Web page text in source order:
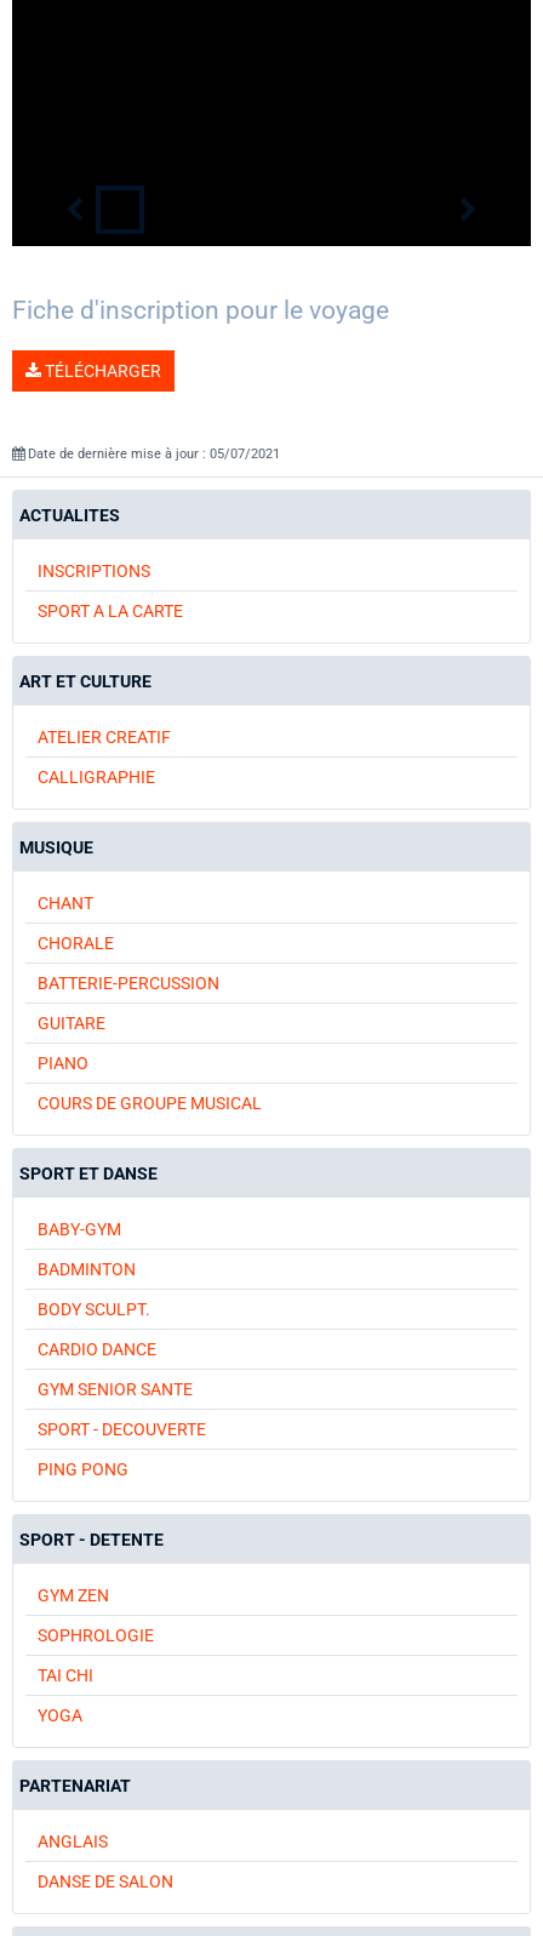
Fiche d'inscription pour le voyage
TÉLÉCHARGER
Date de dernière mise à jour : 05/07/2021
ACTUALITES
INSCRIPTIONS
SPORT A LA CARTE
ART ET CULTURE
ATELIER CREATIF
CALLIGRAPHIE
MUSIQUE
CHANT
CHORALE
BATTERIE-PERCUSSION
GUITARE
PIANO
COURS DE GROUPE MUSICAL
SPORT ET DANSE
BABY-GYM
BADMINTON
BODY SCULPT.
CARDIO DANCE
GYM SENIOR SANTE
SPORT - DECOUVERTE
PING PONG
SPORT - DETENTE
GYM ZEN
SOPHROLOGIE
TAI CHI
YOGA
PARTENARIAT
ANGLAIS
DANSE DE SALON